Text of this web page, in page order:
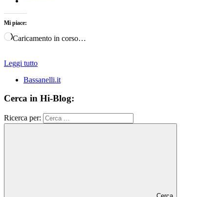
Mi piace:
Caricamento in corso…
Leggi tutto
Bassanelli.it
Cerca in Hi-Blog:
Ricerca per: